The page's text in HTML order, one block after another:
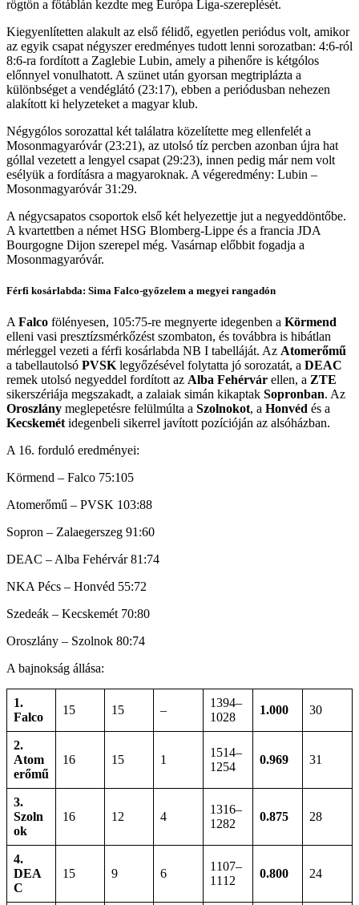
rögtön a főtáblán kezdte meg Európa Liga-szereplését.
Kiegyenlítetten alakult az első félidő, egyetlen periódus volt, amikor
az egyik csapat négyszer eredményes tudott lenni sorozatban: 4:6-ról
8:6-ra fordított a Zaglebie Lubin, amely a pihenőre is kétgólos
előnnyel vonulhatott. A szünet után gyorsan megtriplázta a
különbséget a vendéglátó (23:17), ebben a periódusban nehezen
alakított ki helyzeteket a magyar klub.
Négygólos sorozattal két találatra közelítette meg ellenfelét a
Mosonmagyaróvár (23:21), az utolsó tíz percben azonban újra hat
góllal vezetett a lengyel csapat (29:23), innen pedig már nem volt
esélyük a fordításra a magyaroknak. A végeredmény: Lubin –
Mosonmagyaróvár 31:29.
A négycsapatos csoportok első két helyezettje jut a negyeddöntőbe.
A kvartettben a német HSG Blomberg-Lippe és a francia JDA
Bourgogne Dijon szerepel még. Vasárnap előbbit fogadja a
Mosonmagyaróvár.
Férfi kosárlabda: Sima Falco-győzelem a megyei rangadón
AFalco fölényesen, 105:75-re megnyerte idegenben a Körmend
elleni vasi presztízsmérkőzést szombaton, és továbbra is hibátlan
mérleggel vezeti a férfi kosárlabda NB I tabelláját. Az Atomerőmű
a tabellautolsó PVSKlegyőzésével folytatta jó sorozatát, a DEAC
remek utolsó negyeddel fordított az Alba Fehérvár ellen, a ZTE
sikerszériája megszakadt, a zalaiak simán kikaptak Sopronban. Az
Oroszlány meglepetésre felülmúlta a Szolnokot, a Honvéd és a
Kecskemétidegenbeli sikerrel javított pozícióján az alsóházban.
A 16. forduló eredményei:
Körmend – Falco 75:105
Atomerőmű – PVSK 103:88
Sopron – Zalaegerszeg 91:60
DEAC – Alba Fehérvár 81:74
NKA Pécs – Honvéd 55:72
Szedeák – Kecskemét 70:80
Oroszlány – Szolnok 80:74
A bajnokság állása:
1.
Falco
15 15 –
1394–
1028
1.000 30
2.
Atom
erőmű
16 15 1
1514–
1254
0.969 31
3.
Szoln
ok
16 12 4
1316–
1282
0.875 28
4.
DEA
C
15 9 6
1107–
1112
0.800 24